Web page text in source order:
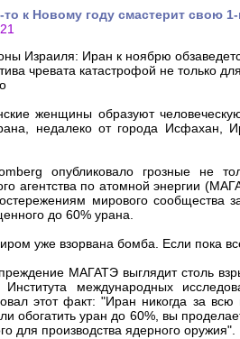
то к Новому году смастерит свою
Израиля: Иран к ноябрю
чревата катастрофой не только
женщины образуют
недалеко от города Исфахан,
опубликовало грозные не
агентства по атомной энергии
мирового сообщества
до 60% урана.
уже взорвана бомба. Если пока
МАГАТЭ выглядит столь
Института международных
этот факт: "Иран никогда за
обогатить уран до 60%, вы
для производства ядерного оружия".